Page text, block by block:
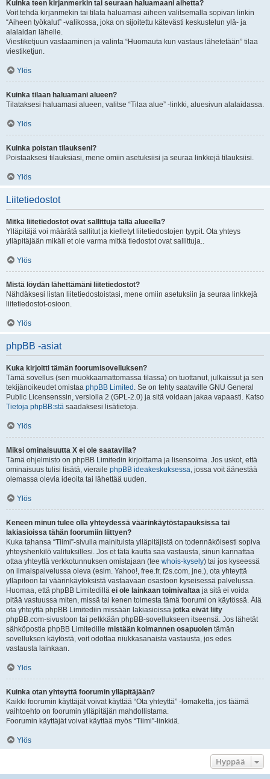
Kuinka teen kirjanmerkin tai seuraan haluamaani aihetta?
Voit tehdä kirjanmekin tai tilata haluamasi aiheen valitsemalla sopivan linkin
“Aiheen työkalut” -valikossa, joka on sijoitettu kätevästi keskustelun ylä- ja
alalaidan lähelle.
Viestiketjuun vastaaminen ja valinta “Huomauta kun vastaus lähetetään” tilaa
viestiketjun.
Ylös
Kuinka tilaan haluamani alueen?
Tilataksesi haluamasi alueen, valitse “Tilaa alue” -linkki, aluesivun alalaidassa.
Ylös
Kuinka poistan tilaukseni?
Poistaaksesi tilauksiasi, mene omiin asetuksiisi ja seuraa linkkejä tilauksiisi.
Ylös
Liitetiedostot
Mitkä liitetiedostot ovat sallittuja tällä alueella?
Ylläpitäjä voi määrätä sallitut ja kielletyt liitetiedostojen tyypit. Ota yhteys
ylläpitäjään mikäli et ole varma mitkä tiedostot ovat sallittuja..
Ylös
Mistä löydän lähettämäni liitetiedostot?
Nähdäksesi listan liitetiedostoistasi, mene omiin asetuksiin ja seuraa linkkejä
liitetiedostot-osioon.
Ylös
phpBB -asiat
Kuka kirjoitti tämän foorumisovelluksen?
Tämä sovellus (sen muokkaamattomassa tilassa) on tuottanut, julkaissut ja sen
tekijänoikeudet omistaa phpBB Limited . Se on tehty saataville GNU General
Public Licensenssin, versiolla 2 (GPL-2.0) ja sitä voidaan jakaa vapaasti. Katso
Tietoja phpBB:stä saadaksesi lisätietoja.
Ylös
Miksi ominaisuutta X ei ole saatavilla?
Tämä ohjelmisto on phpBB Limitedin kirjoittama ja lisensoima. Jos uskot, että
ominaisuus tulisi lisätä, vieraile phpBB ideakeskuksessa, jossa voit äänestää
olemassa olevia ideoita tai lähettää uuden.
Ylös
Keneen minun tulee olla yhteydessä väärinkäytöstapauksissa tai
lakiasioissa tähän foorumiin liittyen?
Kuka tahansa “Tiimi”-sivulla mainituista ylläpitäjistä on todennäköisesti sopiva
yhteyshenkilö valituksillesi. Jos et tätä kautta saa vastausta, sinun kannattaa
ottaa yhteyttä verkkotunnuksen omistajaan (tee whois-kysely) tai jos kyseessä
on ilmaispalvelussa oleva (esim. Yahoo!, free.fr, f2s.com, jne.), ota yhteyttä
ylläpitoon tai väärinkäytöksistä vastaavaan osastoon kyseisessä palvelussa.
Huomaa, että phpBB Limitedillä ei ole lainkaan toimivaltaa ja sitä ei voida
pitää vastuussa miten, missä tai kenen toimesta tämä foorumi on käytössä. Älä
ota yhteyttä phpBB Limitediin missään lakiasioissa jotka eivät liity
phpBB.com-sivustoon tai pelkkään phpBB-sovellukseen itseensä. Jos lähetät
sähköpostia phpBB Limitedille mistään kolmannen osapuolen tämän
sovelluksen käytöstä, voit odottaa niukkasanaista vastausta, jos edes
vastausta lainkaan.
Ylös
Kuinka otan yhteyttä foorumin ylläpitäjään?
Kaikki foorumin käyttäjät voivat käyttää “Ota yhteyttä” -lomaketta, jos täämä
vaihtoehto on foorumin ylläpitäjän mahdollistama.
Foorumin käyttäjät voivat käyttää myös “Tiimi”-linkkiä.
Ylös
Hyppää